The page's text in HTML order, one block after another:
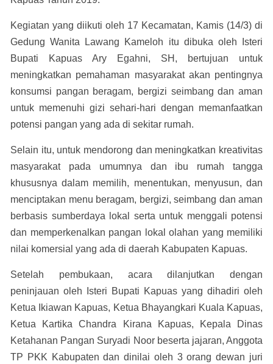
Kegiatan yang diikuti oleh 17 Kecamatan, Kamis (14/3) di
Gedung Wanita Lawang Kameloh itu dibuka oleh Isteri
Bupati Kapuas Ary Egahni, SH, bertujuan untuk
meningkatkan pemahaman masyarakat akan pentingnya
konsumsi pangan beragam, bergizi seimbang dan aman
untuk memenuhi gizi sehari-hari dengan memanfaatkan
potensi pangan yang ada di sekitar rumah.
Selain itu, untuk mendorong dan meningkatkan kreativitas
masyarakat pada umumnya dan ibu rumah tangga
khususnya dalam memilih, menentukan, menyusun, dan
menciptakan menu beragam, bergizi, seimbang dan aman
berbasis sumberdaya lokal serta untuk menggali potensi
dan memperkenalkan pangan lokal olahan yang memiliki
nilai komersial yang ada di daerah Kabupaten Kapuas.
Setelah pembukaan, acara dilanjutkan dengan
peninjauan oleh Isteri Bupati Kapuas yang dihadiri oleh
Ketua Ikiawan Kapuas, Ketua Bhayangkari Kuala Kapuas,
Ketua Kartika Chandra Kirana Kapuas, Kepala Dinas
Ketahanan Pangan Suryadi Noor beserta jajaran, Anggota
TP PKK Kabupaten dan dinilai oleh 3 orang dewan juri